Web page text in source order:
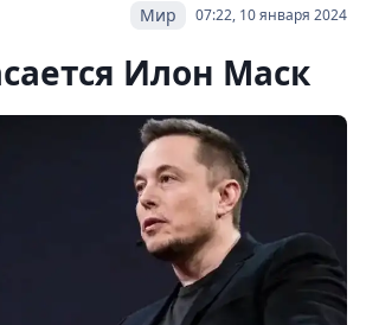
07:22, 10 января 2024
Мир
Илон Маск